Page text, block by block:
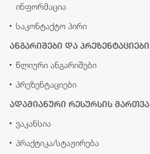
ინფორმაცია
საკონტაქტო პირი
ანგარიშები და პრეზენტაციები
წლიური ანგარიშები
პრეზენტაციები
ადამიანური რესურსის მართვა
ვაკანსია
პრაქტიკა/სტაჟირება